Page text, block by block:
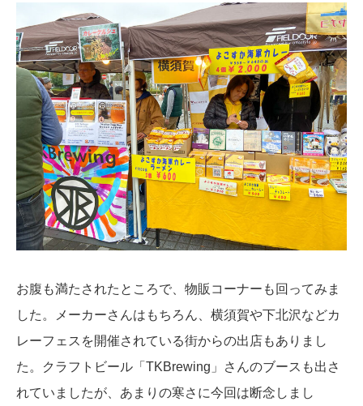
お腹も満たされたところで、物販コーナーも回ってみま
した。メーカーさんはもちろん、横須賀や下北沢などカ
レーフェスを開催されている街からの出店もありまし
た。クラフトビール「TKBrewing」さんのブースも出さ
れていましたが、あまりの寒さに今回は断念しまし